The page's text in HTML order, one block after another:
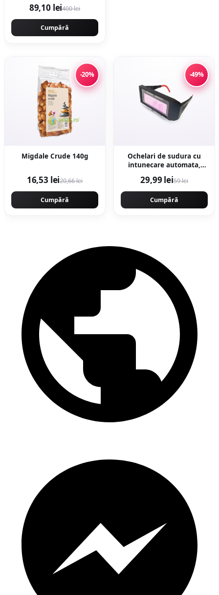
89,10 lei400 lei
Cumpără
-20%
Migdale Crude 140g
16,53 lei20,66 lei
Cumpără
-49%
Ochelari de sudura cu
intunecare automata,
DIN15, Protectie UV,
MX006
29,99 lei59 lei
Cumpără